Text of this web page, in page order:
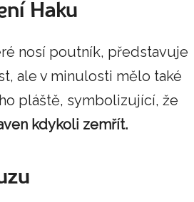
Haku
nosí poutník, představuje
ale v minulosti mělo také
pláště, symbolizující, že
kdykoli zemřít.